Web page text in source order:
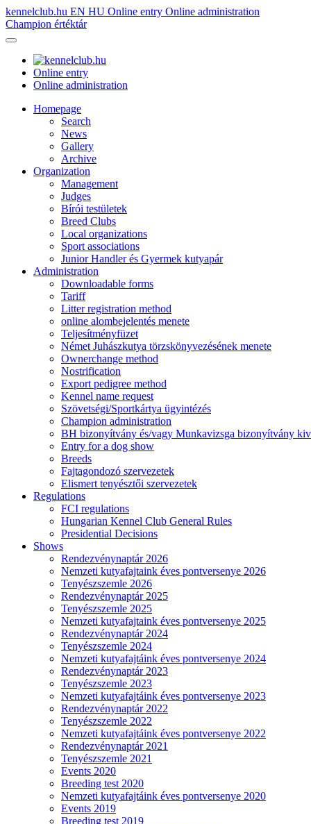
kennelclub.hu EN HU Online entry Online administration
Champion értéktár
Online entry
Online administration
Homepage
Search
News
Gallery
Archive
Organization
Management
Judges
Bírói testületek
Breed Clubs
Local organizations
Sport associations
Junior Handler és Gyermek kutyapár
Administration
Downloadable forms
Tariff
Litter registration method
online alombejelentés menete
Teljesítményfüzet
Német Juhászkutya törzskönyvezésének menete
Ownerchange method
Nostrification
Export pedigree method
Kennel name request
Szövetségi/Sportkártya ügyintézés
Champion administration
BH bizonyítvány és/vagy Munkavizsga bizonyítvány
Entry for a dog show
Breeds
Fajtagondozó szervezetek
Elismert tenyésztői szervezetek
Regulations
FCI regulations
Hungarian Kennel Club General Rules
Presidential Decisions
Shows
Rendezvénynaptár 2026
Nemzeti kutyafajtaink éves pontversenye 2026
Tenyészszemle 2026
Rendezvénynaptár 2025
Tenyészszemle 2025
Nemzeti kutyafajtaink éves pontversenye 2025
Rendezvénynaptár 2024
Tenyészszemle 2024
Nemzeti kutyafajtáink éves pontversenye 2024
Rendezvénynaptár 2023
Tenyészszemle 2023
Nemzeti kutyafajtáink éves pontversenye 2023
Rendezvénynaptár 2022
Tenyészszemle 2022
Nemzeti kutyafajtáink éves pontversenye 2022
Rendezvénynaptár 2021
Tenyészszemle 2021
Events 2020
Breeding test 2020
Nemzeti kutyafajtáink éves pontversenye 2020
Events 2019
Breeding test 2019